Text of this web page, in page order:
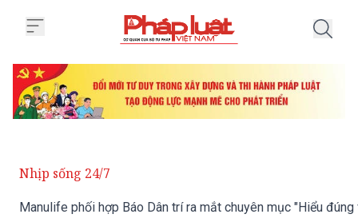
Nhịp sống 24/7
Manulife phối hợp Báo Dân trí ra mắt chuyên mục "Hiểu đúng